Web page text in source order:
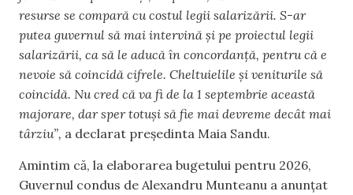
resurse se compară cu costul legii salarizării. S-ar
putea guvernul să mai intervină și pe proiectul legii
salarizării, ca să le aducă în concordanță, pentru că e
nevoie să coincidă cifrele. Cheltuielile și veniturile să
coincidă. Nu cred că va fi de la 1 septembrie această
majorare, dar sper totuși să fie mai devreme decât mai
târziu”, a declarat președinta Maia Sandu.
Amintim că, la elaborarea bugetului pentru 2026,
Guvernul condus de Alexandru Munteanu a anunțat